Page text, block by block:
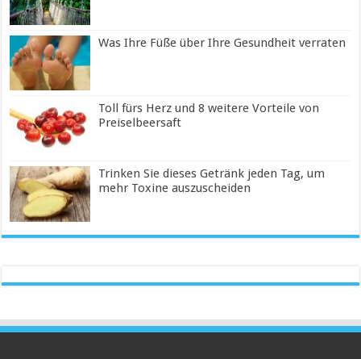
Was Ihre Füße über Ihre Gesundheit verraten
Toll fürs Herz und 8 weitere Vorteile von
Preiselbeersaft
Trinken Sie dieses Getränk jeden Tag, um
mehr Toxine auszuscheiden